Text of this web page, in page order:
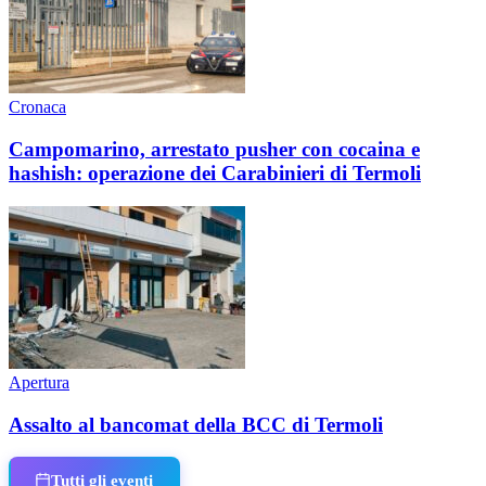
Cronaca
Campomarino, arrestato pusher con cocaina e
hashish: operazione dei Carabinieri di Termoli
Apertura
Assalto al bancomat della BCC di Termoli
Tutti gli eventi